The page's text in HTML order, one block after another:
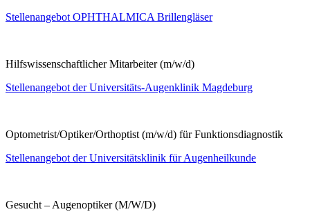
Stellenangebot OPHTHALMICA Brillengläser
Hilfswissenschaftlicher Mitarbeiter (m/w/d)
Stellenangebot der Universitäts-Augenklinik Magdeburg
Optometrist/Optiker/Orthoptist (m/w/d) für Funktionsdiagnostik
Stellenangebot der Universitätsklinik für Augenheilkunde
Gesucht – Augenoptiker (M/W/D)